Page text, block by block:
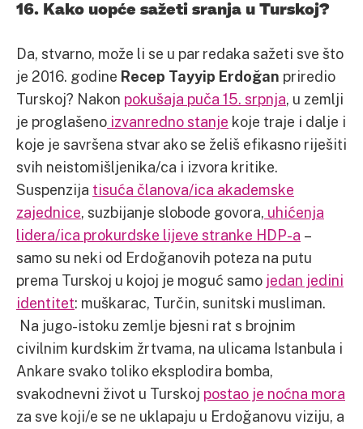
16. Kako uopće sažeti sranja u Turskoj?
Da, stvarno, može li se u par redaka sažeti sve što
je 2016. godine Recep Tayyip Erdoğan priredio
Turskoj? Nakon pokušaja puča 15. srpnja, u zemlji
je proglašeno izvanredno stanje koje traje i dalje i
koje je savršena stvar ako se želiš efikasno riješiti
svih neistomišljenika/ca i izvora kritike.
Suspenzija tisuća članova/ica akademske
zajednice, suzbijanje slobode govora, uhićenja
lidera/ica prokurdske lijeve stranke HDP-a –
samo su neki od Erdoğanovih poteza na putu
prema Turskoj u kojoj je moguć samo jedan jedini
identitet: muškarac, Turčin, sunitski musliman.
Na jugo-istoku zemlje bjesni rat s brojnim
civilnim kurdskim žrtvama, na ulicama Istanbula i
Ankare svako toliko eksplodira bomba,
svakodnevni život u Turskoj postao je noćna mora
za sve koji/e se ne uklapaju u Erdoğanovu viziju, a